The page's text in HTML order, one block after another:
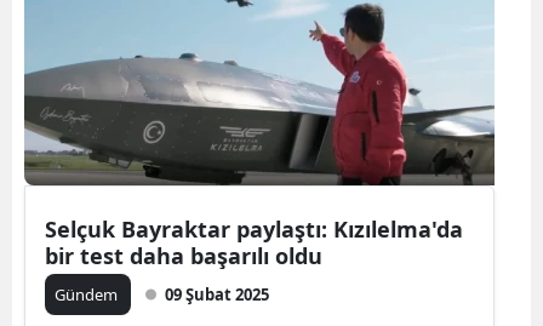
Selçuk Bayraktar paylaştı: Kızılelma'da
bir test daha başarılı oldu
Gündem 09 Şubat 2025